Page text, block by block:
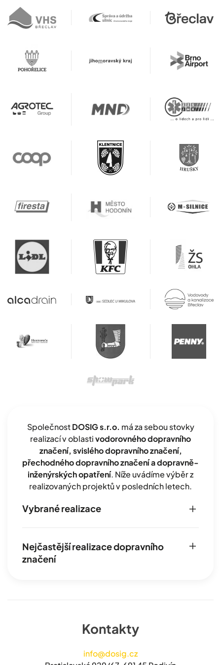
SpolečnostDOSIG s.r.o. má za sebou stovky
realizací v oblastivodorovného dopravního
značení, svislého dopravního značení,
přechodného dopravního značení a dopravně-
inženýrských opatření. Níže uvádíme výběr z
realizovaných projektů v posledních letech.
Vybrané realizace
Nejčastější realizace dopravního
značení
Kontakty
info@dosig.cz